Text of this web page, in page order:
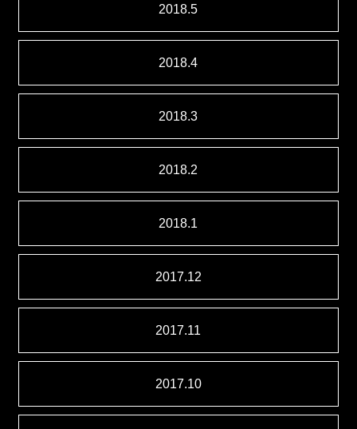
2018.5
2018.4
2018.3
2018.2
2018.1
2017.12
2017.11
2017.10